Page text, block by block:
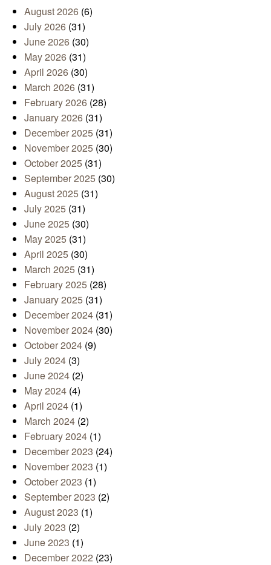
August 2026 (6)
July 2026 (31)
June 2026 (30)
May 2026 (31)
April 2026 (30)
March 2026 (31)
February 2026 (28)
January 2026 (31)
December 2025 (31)
November 2025 (30)
October 2025 (31)
September 2025 (30)
August 2025 (31)
July 2025 (31)
June 2025 (30)
May 2025 (31)
April 2025 (30)
March 2025 (31)
February 2025 (28)
January 2025 (31)
December 2024 (31)
November 2024 (30)
October 2024 (9)
July 2024 (3)
June 2024 (2)
May 2024 (4)
April 2024 (1)
March 2024 (2)
February 2024 (1)
December 2023 (24)
November 2023 (1)
October 2023 (1)
September 2023 (2)
August 2023 (1)
July 2023 (2)
June 2023 (1)
December 2022 (23)